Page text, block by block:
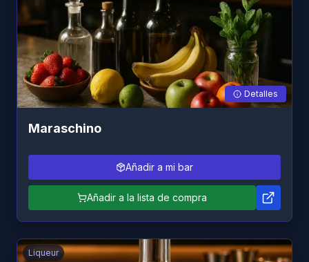
Detalles
Maraschino
Añadir a mi bar
Añadir a la lista de compra
Liqueur